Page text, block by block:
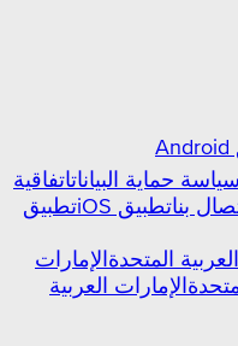
حماية البياناتاتفاقية
بناتطبيق iOS
تطبيق
المتحدةالإمارات
الإمارات العربية